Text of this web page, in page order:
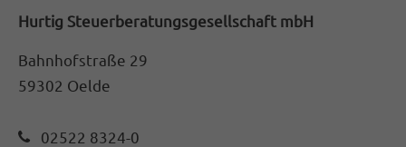
Hurtig Steuerberatungsgesellschaft mbH
Bahnhofstraße 29
59302 Oelde
02522 8324-0